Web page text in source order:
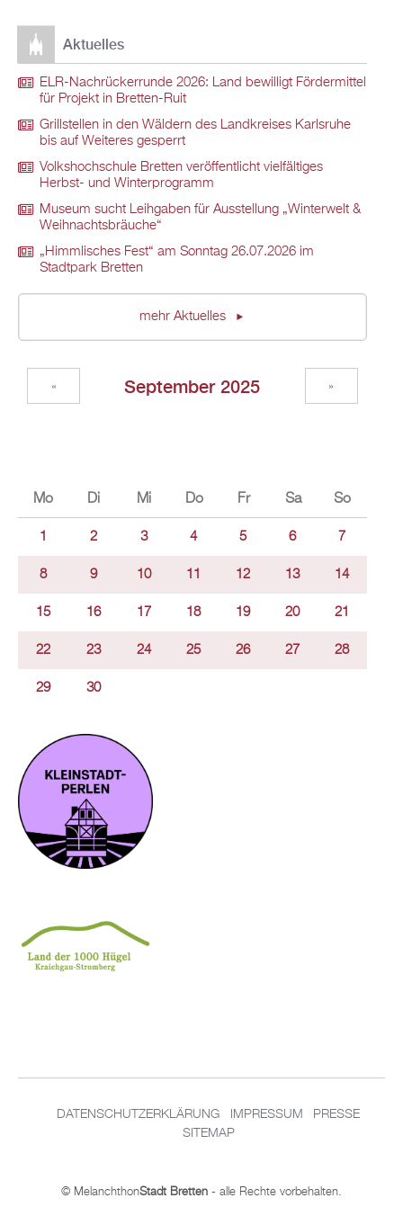
Aktuelles
ELR-Nachrückerrunde 2026: Land bewilligt Fördermittel
für Projekt in Bretten-Ruit
Grillstellen in den Wäldern des Landkreises Karlsruhe
bis auf Weiteres gesperrt
Volkshochschule Bretten veröffentlicht vielfältiges
Herbst- und Winterprogramm
Museum sucht Leihgaben für Ausstellung „Winterwelt &
Weihnachtsbräuche“
„Himmlisches Fest“ am Sonntag 26.07.2026 im
Stadtpark Bretten
mehr Aktuelles
September 2025
« »
Mo Di Mi Do Fr Sa So
1 2 3 4 5 6 7
8 9 10 11 12 13 14
15 16 17 18 19 20 21
22 23 24 25 26 27 28
29 30
DATENSCHUTZERKLÄRUNG IMPRESSUM
PRESSE
SITEMAP
© MelanchthonStadt Bretten - alle Rechte vorbehalten.